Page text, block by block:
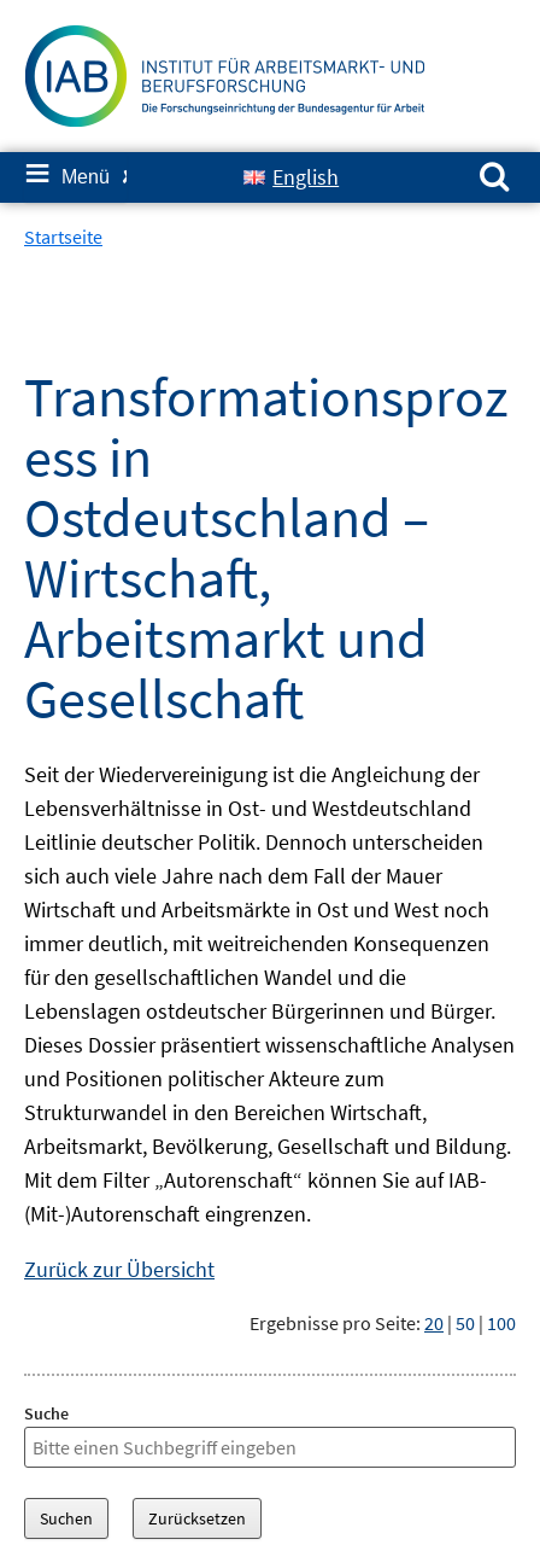
zum
Inhalt
≡ Menü ✘ English
Suchen nach:
Startseite
Transformationsproz
ess in
Ostdeutschland –
Wirtschaft,
Arbeitsmarkt und
Gesellschaft
Seit der Wiedervereinigung ist die Angleichung der
Lebensverhältnisse in Ost- und Westdeutschland
Leitlinie deutscher Politik. Dennoch unterscheiden
sich auch viele Jahre nach dem Fall der Mauer
Wirtschaft und Arbeitsmärkte in Ost und West noch
immer deutlich, mit weitreichenden Konsequenzen
für den gesellschaftlichen Wandel und die
Lebenslagen ostdeutscher Bürgerinnen und Bürger.
Dieses Dossier präsentiert wissenschaftliche Analysen
und Positionen politischer Akteure zum
Strukturwandel in den Bereichen Wirtschaft,
Arbeitsmarkt, Bevölkerung, Gesellschaft und Bildung.
Mit dem Filter „Autorenschaft“ können Sie auf IAB-
(Mit-)Autorenschaft eingrenzen.
Zurück zur Übersicht
Ergebnisse pro Seite: 20 | 50 | 100
Suche